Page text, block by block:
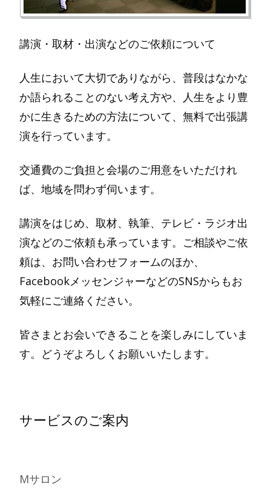
講演・取材・出演などのご依頼について
人生において大切でありながら、普段はなかな
か語られることのない考え方や、人生をより豊
かに生きるための方法について、無料で出張講
演を行っています。
交通費のご負担と会場のご用意をいただけれ
ば、地域を問わず伺います。
講演をはじめ、取材、執筆、テレビ・ラジオ出
演などのご依頼も承っています。ご相談やご依
頼は、お問い合わせフォームのほか、
FacebookメッセンジャーなどのSNSからもお
気軽にご連絡ください。
皆さまとお会いできることを楽しみにしていま
す。どうぞよろしくお願いいたします。
サービスのご案内
Mサロン